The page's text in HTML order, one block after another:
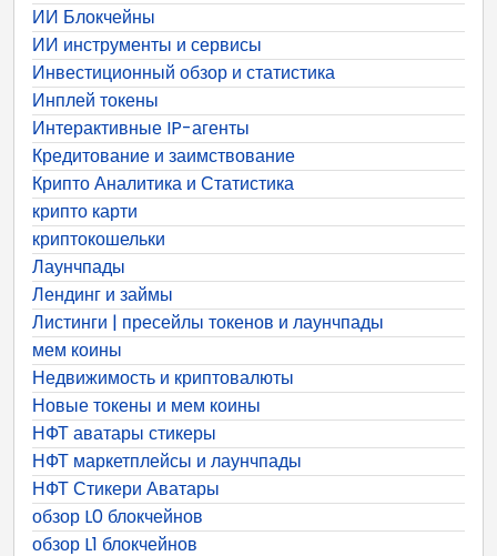
ИИ Блокчейны
ИИ инструменты и сервисы
Инвестиционный обзор и статистика
Инплей токены
Интерактивные IP-агенты
Кредитование и заимствование
Крипто Аналитика и Статистика
крипто карти
криптокошельки
Лаунчпады
Лендинг и займы
Листинги | пресейлы токенов и лаунчпады
мем коины
Недвижимость и криптовалюты
Новые токены и мем коины
НФТ аватары стикеры
НФТ маркетплейсы и лаунчпады
НФТ Стикери Аватары
обзор L0 блокчейнов
обзор L1 блокчейнов